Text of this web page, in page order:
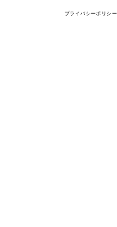
プライバシーポリシー